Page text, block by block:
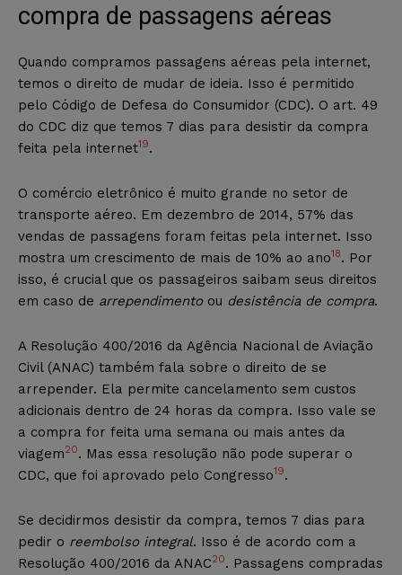
compra de passagens aéreas
Quando compramos passagens aéreas pela internet,
temos o direito de mudar de ideia. Isso é permitido
pelo Código de Defesa do Consumidor (CDC). O art. 49
do CDC diz que temos 7 dias para desistir da compra
feita pela internet19.
O comércio eletrônico é muito grande no setor de
transporte aéreo. Em dezembro de 2014, 57% das
vendas de passagens foram feitas pela internet. Isso
mostra um crescimento de mais de 10% ao ano18. Por
isso, é crucial que os passageiros saibam seus direitos
em caso de arrependimento ou desistência de compra.
A Resolução 400/2016 da Agência Nacional de Aviação
Civil (ANAC) também fala sobre o direito de se
arrepender. Ela permite cancelamento sem custos
adicionais dentro de 24 horas da compra. Isso vale se
a compra for feita uma semana ou mais antes da
viagem20. Mas essa resolução não pode superar o
CDC, que foi aprovado pelo Congresso19.
Se decidirmos desistir da compra, temos 7 dias para
pedir o reembolso integral. Isso é de acordo com a
Resolução 400/2016 da ANAC20. Passagens compradas